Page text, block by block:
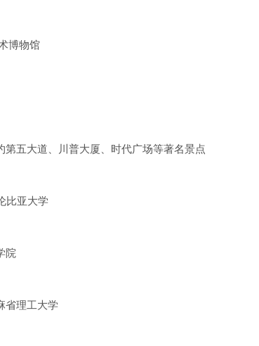
博物馆
第五大道、川普大厦、时代广场等著名景点
比亚大学
院
省理工大学